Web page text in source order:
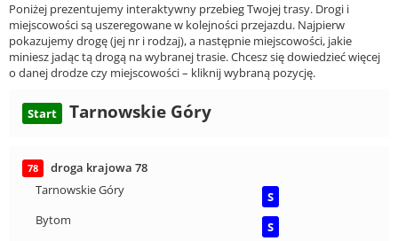
Poniżej prezentujemy interaktywny przebieg Twojej trasy. Drogi i
miejscowości są uszeregowane w kolejności przejazdu. Najpierw
pokazujemy drogę (jej nr i rodzaj), a następnie miejscowości, jakie
miniesz jadąc tą drogą na wybranej trasie. Chcesz się dowiedzieć więcej
o danej drodze czy miejscowości – kliknij wybraną pozycję.
Start Tarnowskie Góry
78
droga krajowa 78
Tarnowskie Góry
S
Bytom
S